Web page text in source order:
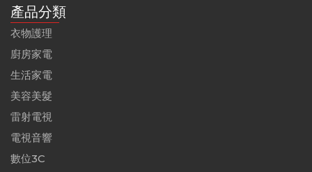
產品分類
衣物護理
廚房家電
生活家電
美容美髮
雷射電視
電視音響
數位3C